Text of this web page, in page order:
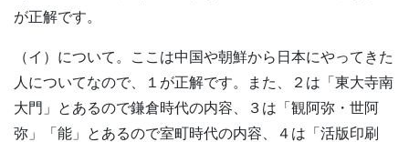
が正解です。
（イ）について。ここは中国や朝鮮から日本にやってきた
人についてなので、１が正解です。また、２は「東大寺南
大門」とあるので鎌倉時代の内容、３は「観阿弥・世阿
弥」「能」とあるので室町時代の内容、４は「活版印刷